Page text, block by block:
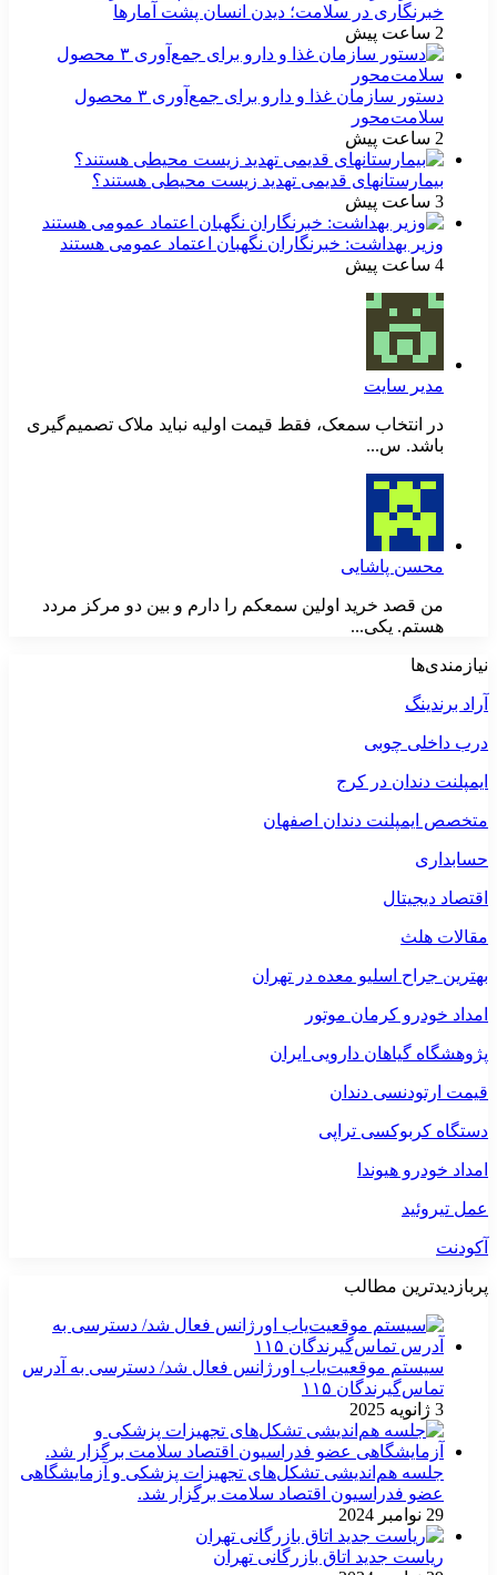
خبرنگاری در سلامت؛ دیدن انسان پشت آمارها
2 ساعت پیش
دستور سازمان غذا و دارو برای جمع‌آوری ۳ محصول
سلامت‌محور
2 ساعت پیش
بیمارستانهای قدیمی تهدید زیست محیطی هستند؟
3 ساعت پیش
وزیر بهداشت: خبرنگاران نگهبان اعتماد عمومی هستند
4 ساعت پیش
مدیر سایت
در انتخاب سمعک، فقط قیمت اولیه نباید ملاک تصمیم‌گیری
باشد. س...
محسن پاشایی
من قصد خرید اولین سمعکم را دارم و بین دو مرکز مردد
هستم. یکی...
نیازمندی‌ها
آراد برندینگ
درب داخلی چوبی
ایمپلنت دندان در کرج
متخصص ایمپلنت دندان اصفهان
حسابداری
اقتصاد دیجیتال
مقالات هلث
بهترین جراح اسلیو معده در تهران
امداد خودرو کرمان موتور
پژوهشگاه گیاهان دارویی ایران
قیمت ارتودنسی دندان
دستگاه کربوکسی تراپی
امداد خودرو هیوندا
عمل تیروئید
آکودنت
پربازدیدترین مطالب
سیستم موقعیت‌یاب اورژانس فعال شد/ دسترسی به آدرس
تماس‌گیرندگان ۱۱۵
3 ژانویه 2025
جلسه هم‌اندیشی تشکل‌های تجهیزات پزشکی و آزمایشگاهی
عضو فدراسیون اقتصاد سلامت برگزار شد.
29 نوامبر 2024
ریاست جدید اتاق بازرگانی تهران